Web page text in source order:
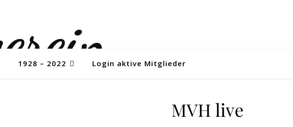
1928 – 2022 Login aktive Mitglieder
MVH live